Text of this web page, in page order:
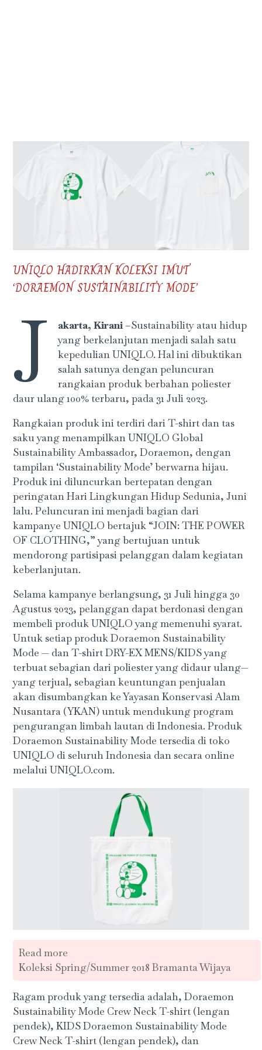
UNIQLO HADIRKAN KOLEKSI IMUT
‘DORAEMON SUSTAINABILITY MODE’
J akarta, Kirani–Sustainability atau hidup
yang berkelanjutan menjadi salah satu
kepedulian UNIQLO. Hal ini dibuktikan
salah satunya dengan peluncuran
rangkaian produk berbahan poliester
daur ulang 100% terbaru, pada 31 Juli 2023.
Rangkaian produk ini terdiri dari T-shirt dan tas
saku yang menampilkan UNIQLO Global
Sustainability Ambassador, Doraemon, dengan
tampilan ‘Sustainability Mode’ berwarna hijau.
Produk ini diluncurkan bertepatan dengan
peringatan Hari Lingkungan Hidup Sedunia, Juni
lalu. Peluncuran ini menjadi bagian dari
kampanye UNIQLO bertajuk “JOIN: THE POWER
OF CLOTHING,” yang bertujuan untuk
mendorong partisipasi pelanggan dalam kegiatan
keberlanjutan.
Selama kampanye berlangsung, 31 Juli hingga 30
Agustus 2023, pelanggan dapat berdonasi dengan
membeli produk UNIQLO yang memenuhi syarat.
Untuk setiap produk Doraemon Sustainability
Mode — dan T-shirt DRY-EX MENS/KIDS yang
terbuat sebagian dari poliester yang didaur ulang—
yang terjual, sebagian keuntungan penjualan
akan disumbangkan ke Yayasan Konservasi Alam
Nusantara (YKAN) untuk mendukung program
pengurangan limbah lautan di Indonesia. Produk
Doraemon Sustainability Mode tersedia di toko
UNIQLO di seluruh Indonesia dan secara online
melalui UNIQLO.com.
Read more
Koleksi Spring/Summer 2018 Bramanta Wijaya
Ragam produk yang tersedia adalah, Doraemon
Sustainability Mode Crew Neck T-shirt (lengan
pendek), KIDS Doraemon Sustainability Mode
Crew Neck T-shirt (lengan pendek), dan